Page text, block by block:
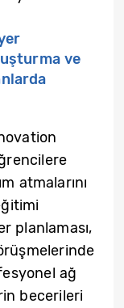
ve
atmalarını
planlaması,
ağ
becerileri